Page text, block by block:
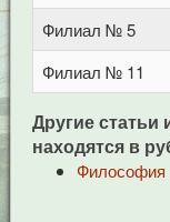
Филиал № 5
Филиал № 11
Другие статьи
находятся в
Философия